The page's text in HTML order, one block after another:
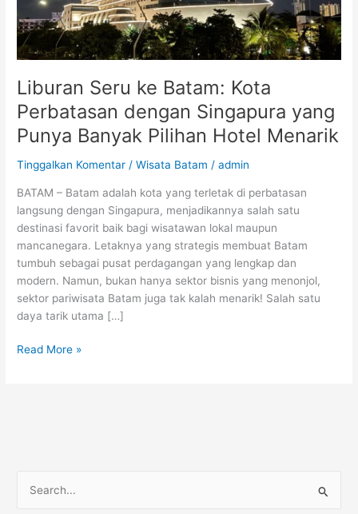
Liburan Seru ke Batam: Kota
Perbatasan dengan Singapura yang
Punya Banyak Pilihan Hotel Menarik
Tinggalkan Komentar /Wisata Batam /admin
BATAM – Batam adalah kota yang terletak di perbatasan
langsung dengan Singapura, menjadikannya salah satu
destinasi favorit baik bagi wisatawan lokal maupun
mancanegara. Letaknya yang strategis membuat Batam
tumbuh sebagai pusat perdagangan yang lengkap dan
modern. Namun, bukan hanya sektor bisnis yang menonjol,
sektor pariwisata Batam juga tak kalah menarik! Salah satu
daya tarik utama […]
Singapura
yang
Punya
Banyak
Pilihan
Hotel
Menarik
Read More »